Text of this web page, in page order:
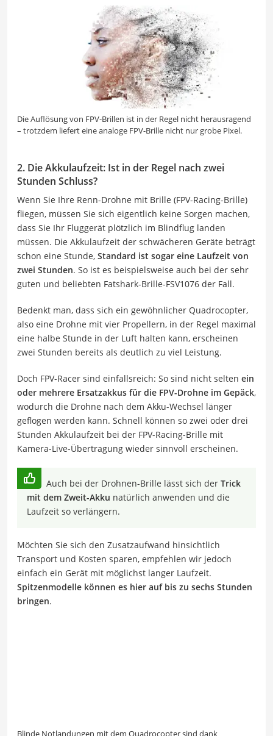
Die Auflösung von FPV-Brillen ist in der Regel nicht herausragend
– trotzdem liefert eine analoge FPV-Brille nicht nur grobe Pixel.
2. Die Akkulaufzeit: Ist in der Regel nach zwei
Stunden Schluss?
Wenn Sie Ihre Renn-Drohne mit Brille (FPV-Racing-Brille)
fliegen, müssen Sie sich eigentlich keine Sorgen machen,
dass Sie Ihr Fluggerät plötzlich im Blindflug landen
müssen. Die Akkulaufzeit der schwächeren Geräte beträgt
schon eine Stunde, Standard ist sogar eine Laufzeit von
zwei Stunden. So ist es beispielsweise auch bei der sehr
guten und beliebten Fatshark-Brille-FSV1076 der Fall.
Bedenkt man, dass sich ein gewöhnlicher Quadrocopter,
also eine Drohne mit vier Propellern, in der Regel maximal
eine halbe Stunde in der Luft halten kann, erscheinen
zwei Stunden bereits als deutlich zu viel Leistung.
Doch FPV-Racer sind einfallsreich: So sind nicht selten ein
oder mehrere Ersatzakkus für die FPV-Drohne im Gepäck,
wodurch die Drohne nach dem Akku-Wechsel länger
geflogen werden kann. Schnell können so zwei oder drei
Stunden Akkulaufzeit bei der FPV-Racing-Brille mit
Kamera-Live-Übertragung wieder sinnvoll erscheinen.
Auch bei der Drohnen-Brille lässt sich der Trick
mit dem Zweit-Akku natürlich anwenden und die
Laufzeit so verlängern.
Möchten Sie sich den Zusatzaufwand hinsichtlich
Transport und Kosten sparen, empfehlen wir jedoch
einfach ein Gerät mit möglichst langer Laufzeit.
Spitzenmodelle können es hier auf bis zu sechs Stunden
bringen.
Blinde Notlandungen mit dem Quadrocopter sind dank